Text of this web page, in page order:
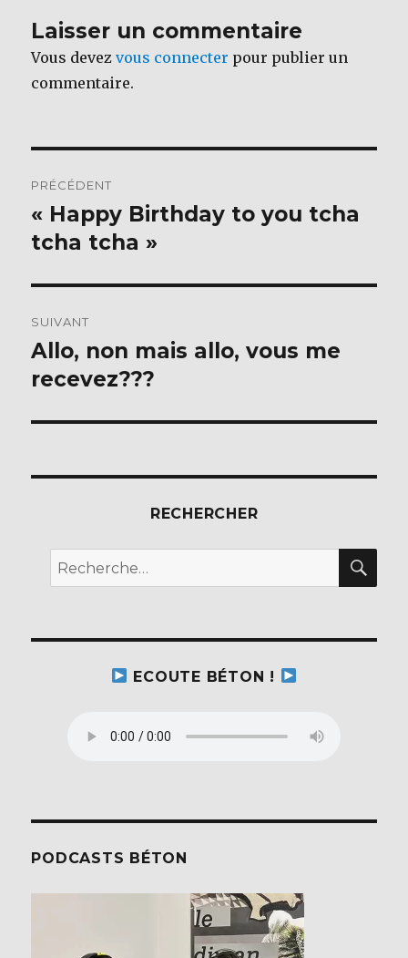
o
o
k
Laisser un commentaire
Vous devezvous connecter pour publier un
commentaire.
de
l’article
PRÉCÉDENT
Publication
précédente :
« Happy Birthday to you tcha
tcha tcha »
SUIVANT
Publication
suivante :
Allo, non mais allo, vous me
recevez???
RECHERCHER
Recherche
pour :
ECOUTE BÉTON !
PODCASTS BÉTON